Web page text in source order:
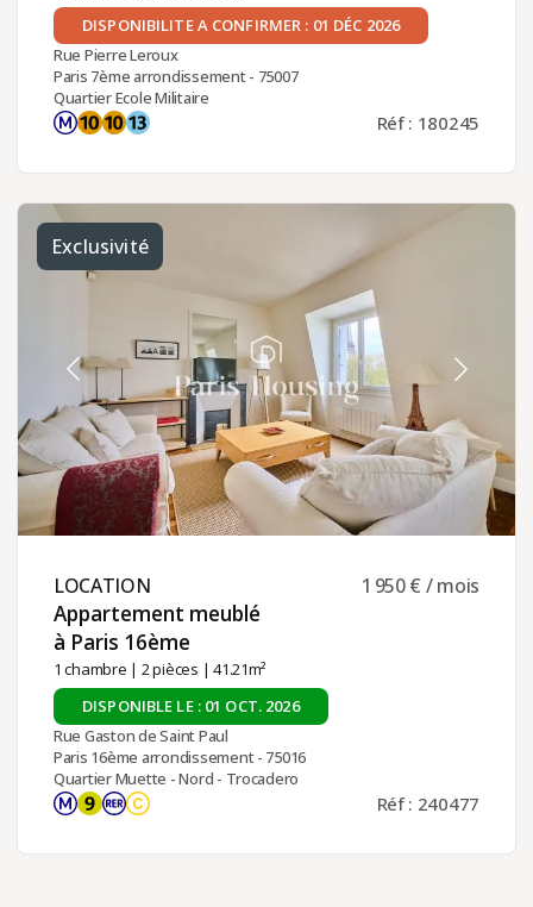
DISPONIBILITE A CONFIRMER : 01 DÉC 2026
Rue Pierre Leroux
Paris 7ème arrondissement - 75007
Quartier Ecole Militaire
Réf : 180245
Exclusivité
LOCATION ​
Appartement meublé
à Paris 16ème ​
1 chambre | 2 pièces | 41.21m²
1 950 € / mois
DISPONIBLE LE : 01 OCT. 2026
Rue Gaston de Saint Paul
Paris 16ème arrondissement - 75016
Quartier Muette - Nord - Trocadero
Réf : 240477